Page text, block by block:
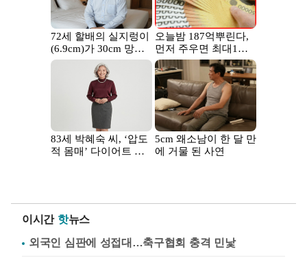
이시간 핫뉴스
외국인 심판에 성접대…축구협회 충격 민낯